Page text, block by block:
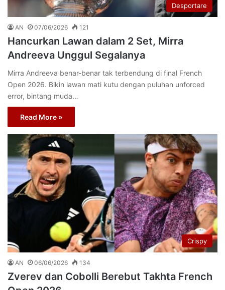
Desportare
AN 07/06/2026 121
Hancurkan Lawan dalam 2 Set, Mirra
Andreeva Unggul Segalanya
Mirra Andreeva benar-benar tak terbendung di final French
Open 2026. Bikin lawan mati kutu dengan puluhan unforced
error, bintang muda…
Read More »
Crispy
AN 06/06/2026 134
Zverev dan Cobolli Berebut Takhta French